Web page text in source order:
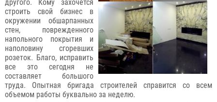
другого. Кому захочется
строить свой бизнес в
окружении обшарпанных
стен, поврежденного
напольного покрытия и
наполовину сгоревших
розеток. Благо, исправить
все это сегодня не
составляет большого
труда. Опытная бригада строителей справится со всем
объемом работы буквально за неделю.